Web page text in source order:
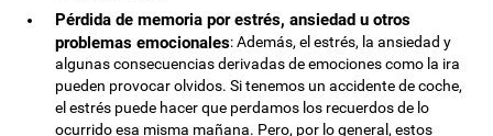
Pérdida de memoria por estrés, ansiedad u otros
problemas emocionales: Además, el estrés, la ansiedad y
algunas consecuencias derivadas de emociones como la ira
pueden provocar olvidos. Si tenemos un accidente de coche,
el estrés puede hacer que perdamos los recuerdos de lo
ocurrido esa misma mañana. Pero, por lo general, estos